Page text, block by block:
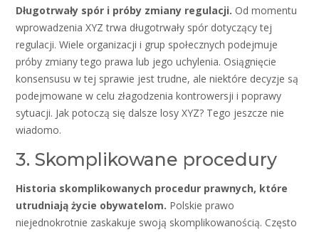
Długotrwały spór i próby zmiany regulacji. Od momentu
wprowadzenia XYZ trwa długotrwały spór dotyczący tej
regulacji. Wiele organizacji i grup społecznych podejmuje
próby zmiany tego prawa lub jego uchylenia. Osiągnięcie
konsensusu w tej sprawie jest trudne, ale niektóre decyzje są
podejmowane w celu złagodzenia kontrowersji i poprawy
sytuacji. Jak potoczą się dalsze losy XYZ? Tego jeszcze nie
wiadomo.
3. Skomplikowane procedury
Historia skomplikowanych procedur prawnych, które
utrudniają życie obywatelom. Polskie prawo
niejednokrotnie zaskakuje swoją skomplikowanością. Często